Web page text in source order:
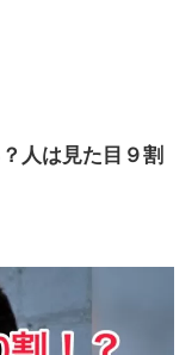
人は見た目９割